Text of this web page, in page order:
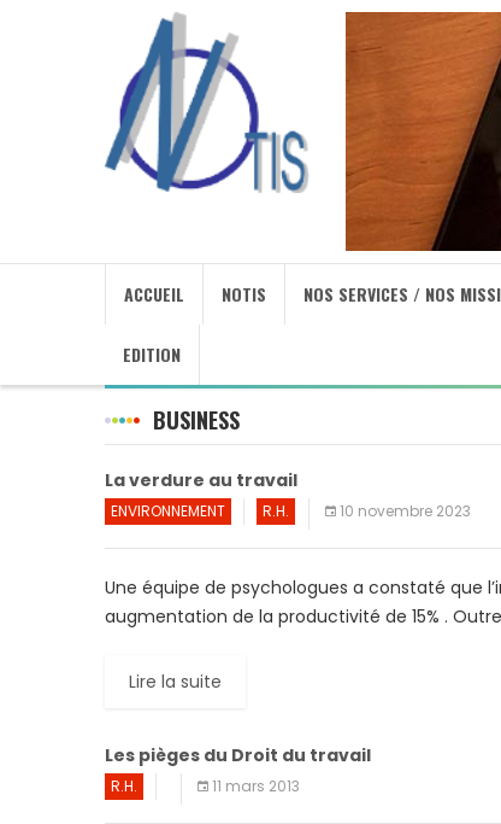
ACCUEIL NOTIS NOS SERVICES / NOS
EDITION
BUSINESS
La verdure au travail
ENVIRONNEMENT R.H. 10 novembre 2023
Une équipe de psychologues a constaté que
augmentation de la productivité de 15% .
Lire la suite
Les pièges du Droit du travail
R.H. 11 mars 2013